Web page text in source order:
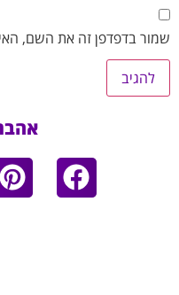
שמור בדפדפן זה את השם,